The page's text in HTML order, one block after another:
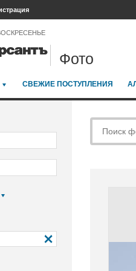
Фото
СВЕЖИЕ ПОСТУПЛЕНИЯ